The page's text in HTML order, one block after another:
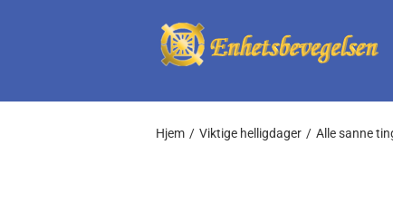
Hjem Viktige helligdager Alle sanne